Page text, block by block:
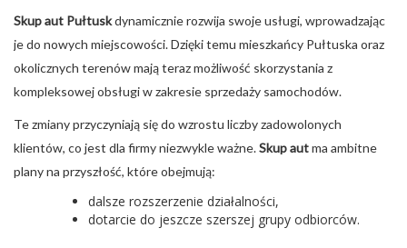
Skup aut Pułtuskdynamicznie rozwija swoje usługi, wprowadzając
je do nowych miejscowości. Dzięki temu mieszkańcy Pułtuska oraz
okolicznych terenów mają teraz możliwość skorzystania z
kompleksowej obsługi w zakresie sprzedaży samochodów.
Te zmiany przyczyniają się do wzrostu liczby zadowolonych
klientów, co jest dla firmy niezwykle ważne.Skup autma ambitne
plany na przyszłość, które obejmują:
dalsze rozszerzenie działalności,
dotarcie do jeszcze szerszej grupy odbiorców.